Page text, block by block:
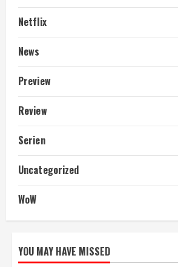
Netflix
News
Preview
Review
Serien
Uncategorized
WoW
YOU MAY HAVE MISSED